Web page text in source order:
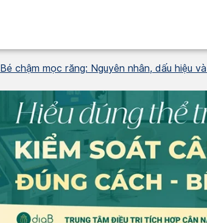
Bé chậm mọc răng: Nguyên nhân, dấu hiệu